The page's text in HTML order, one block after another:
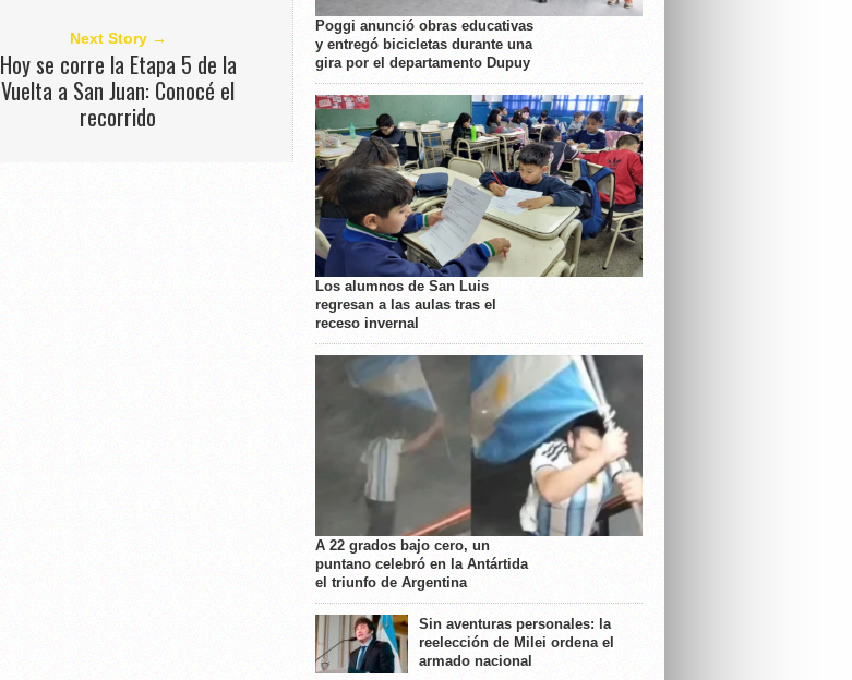
Next Story →
Hoy se corre la Etapa 5 de la
Vuelta a San Juan: Conocé el
recorrido
Poggi anunció obras educativas
y entregó bicicletas durante una
gira por el departamento Dupuy
Los alumnos de San Luis
regresan a las aulas tras el
receso invernal
A 22 grados bajo cero, un
puntano celebró en la Antártida
el triunfo de Argentina
Sin aventuras personales: la
reelección de Milei ordena el
armado nacional